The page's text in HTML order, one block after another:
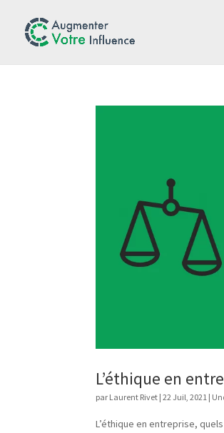
L’éthique en
par Laurent Rivet |22 Juil, 2021 |
L’éthique en entreprise,